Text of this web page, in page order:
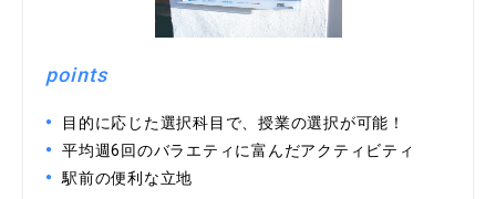
points
目的に応じた選択科目で、授業の選択が可能！
平均週6回のバラエティに富んだアクティビティ
駅前の便利な立地